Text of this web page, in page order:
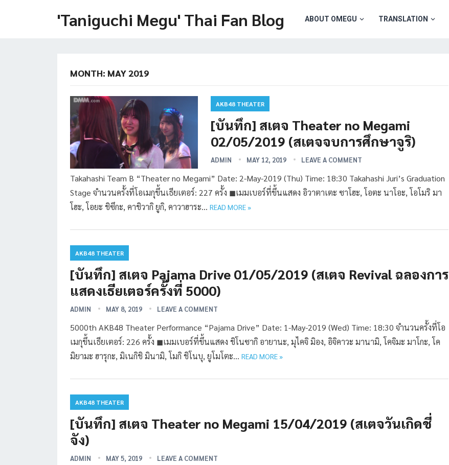
'Taniguchi Megu' Thai Fan Blog ABOUT OMEGU TRANSLATION
MONTH: MAY 2019
AKB48 THEATER
[บันทึก] สเตจ Theater no Megami
02/05/2019 (สเตจจบการศึกษาจูริ)
ADMIN MAY 12, 2019 LEAVE A COMMENT
Takahashi Team B “Theater no Megami” Date: 2-May-2019 (Thu) Time: 18:30 Takahashi Juri’s Graduation
Stage จำนวนครั้งที่โอเมกุขึ้นเธียเตอร์: 227 ครั้ง ◼︎เมมเบอร์ที่ขึ้นแสดง อิวาตาเตะ ซาโฮะ, โอตะ นาโอะ, โอโมริ มา
โฮะ, โอยะ ชิซึกะ, คาชิวากิ ยูกิ, คาวาฮาระ… READ MORE »
AKB48 THEATER
[บันทึก] สเตจ Pajama Drive 01/05/2019 (สเตจ Revival ฉลองการ
แสดงเธียเตอร์ครั้งที่ 5000)
ADMIN MAY 8, 2019 LEAVE A COMMENT
5000th AKB48 Theater Performance “Pajama Drive” Date: 1-May-2019 (Wed) Time: 18:30 จำนวนครั้งที่โอ
เมกุขึ้นเธียเตอร์: 226 ครั้ง ◼︎เมมเบอร์ที่ขึ้นแสดง ชิโนซากิ อายานะ, มุไคจิ มิอง, อิจิคาวะ มานามิ, โคจิมะ มาโกะ, โค
มิยามะ ฮารุกะ, มิเนกิชิ มินามิ, โมกิ ชิโนบุ, ยูโมโตะ… READ MORE »
AKB48 THEATER
[บันทึก] สเตจ Theater no Megami 15/04/2019 (สเตจวันเกิดชี่
จัง)
ADMIN MAY 5, 2019 LEAVE A COMMENT